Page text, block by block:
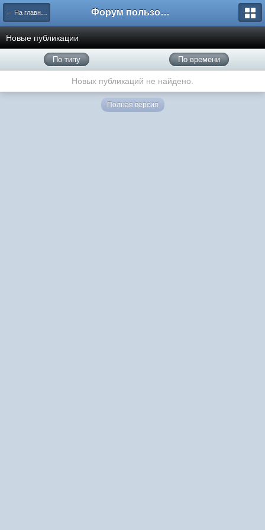
← На главную Форум пользователей ООО "Климовская сеть"
Новые публикации
По типу По времени
Новых публикаций не найдено.
Полная версия